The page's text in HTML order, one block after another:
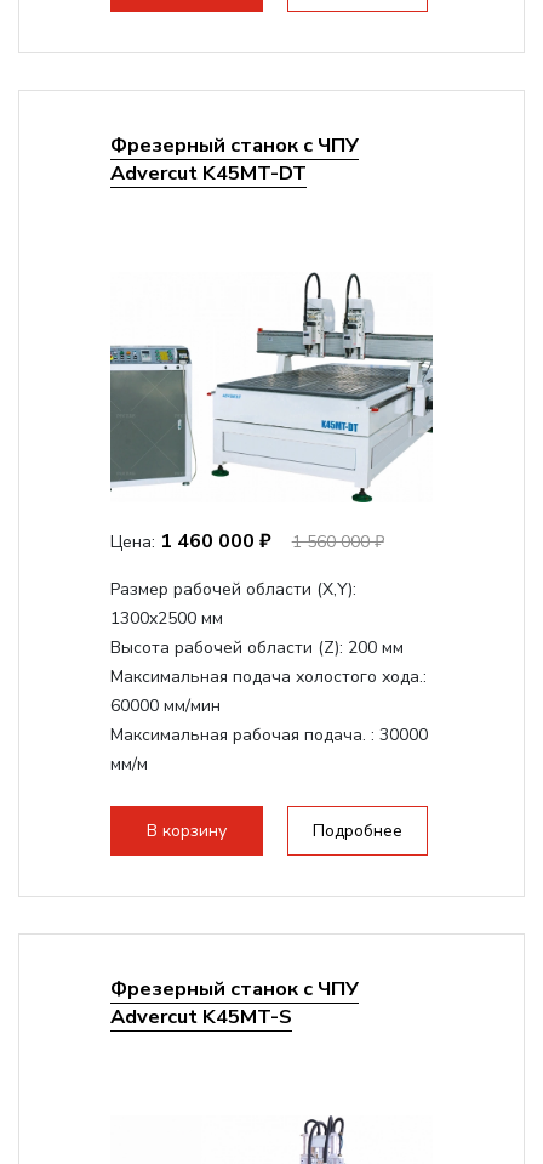
Фрезерный станок с ЧПУ
Advercut K45MT-DT
Цена: 1 460 000 ₽ 1 560 000 ₽
Размер рабочей области (Х,Y):
1300x2500 мм
Высота рабочей области (Z): 200 мм
Максимальная подача холостого хода.:
60000 мм/мин
Максимальная рабочая подача. : 30000
мм/м
стандартно:Вакуумный стол
Цанговый патрон:ER32
В корзину Подробнее
Фрезерный станок с ЧПУ
Advercut K45MT-S